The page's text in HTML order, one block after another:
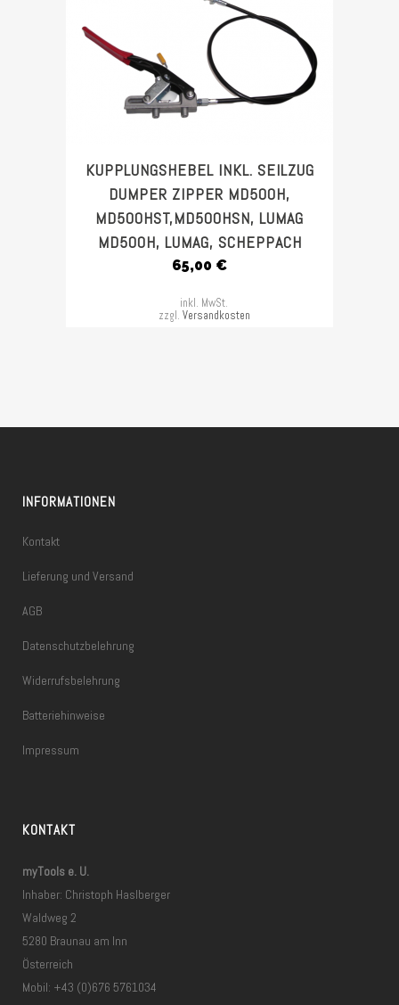
KUPPLUNGSHEBEL INKL. SEILZUG
DUMPER ZIPPER MD500H,
MD500HST,MD500HSN, LUMAG
MD500H, LUMAG, SCHEPPACH
65,00 €
inkl. MwSt.
zzgl. Versandkosten
INFORMATIONEN
Kontakt
Lieferung und Versand
AGB
Datenschutzbelehrung
Widerrufsbelehrung
Batteriehinweise
Impressum
KONTAKT
myTools e. U.
Inhaber: Christoph Haslberger
Waldweg 2
5280 Braunau am Inn
Österreich
Mobil: +43 (0)676 5761034